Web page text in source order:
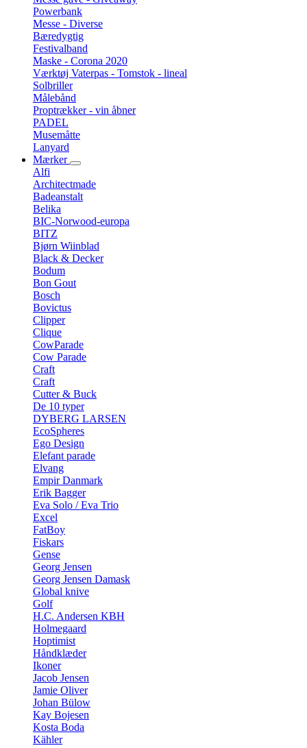
Powerbank
Messe - Diverse
Bæredygtig
Festivalband
Maske - Corona 2020
Værktøj Vaterpas - Tomstok - lineal
Solbriller
Målebånd
Proptrækker - vin åbner
PADEL
Musemåtte
Lanyard
Mærker
Alfi
Architectmade
Badeanstalt
Belika
BIC-Norwood-europa
BITZ
Bjørn Wiinblad
Black & Decker
Bodum
Bon Gout
Bosch
Bovictus
Clipper
Clique
CowParade
Cow Parade
Craft
Craft
Cutter & Buck
De 10 typer
DYBERG LARSEN
EcoSpheres
Ego Design
Elefant parade
Elvang
Empir Danmark
Erik Bagger
Eva Solo / Eva Trio
Excel
FatBoy
Fiskars
Gense
Georg Jensen
Georg Jensen Damask
Global knive
Golf
H.C. Andersen KBH
Holmegaard
Hoptimist
Håndklæder
Ikoner
Jacob Jensen
Jamie Oliver
Johan Bülow
Kay Bojesen
Kosta Boda
Kähler